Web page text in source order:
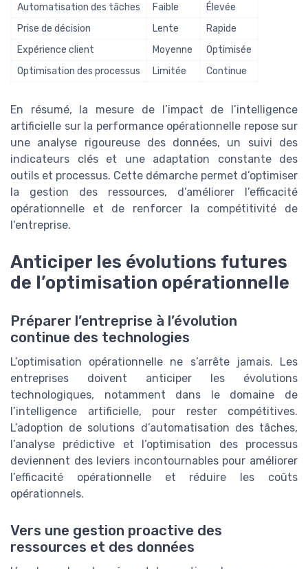
Automatisation des tâches
Faible
Élevée
Prise de décision
Lente
Rapide
Expérience client
Moyenne
Optimisée
Optimisation des processus
Limitée Continue
En résumé, la mesure de l’impact de l’intelligence
artificielle sur la performance opérationnelle repose sur
une analyse rigoureuse des données, un suivi des
indicateurs clés et une adaptation constante des
outils et processus. Cette démarche permet d’optimiser
la gestion des ressources, d’améliorer l’efficacité
opérationnelle et de renforcer la compétitivité de
l’entreprise.
Anticiper les évolutions futures
de l’optimisation opérationnelle
Préparer l’entreprise à l’évolution
continue des technologies
L’optimisation opérationnelle ne s’arrête jamais. Les
entreprises doivent anticiper les évolutions
technologiques, notamment dans le domaine de
l’intelligence artificielle, pour rester compétitives.
L’adoption de solutions d’automatisation des tâches,
l’analyse prédictive et l’optimisation des processus
deviennent des leviers incontournables pour améliorer
l’efficacité opérationnelle et réduire les coûts
opérationnels.
Vers une gestion proactive des
ressources et des données